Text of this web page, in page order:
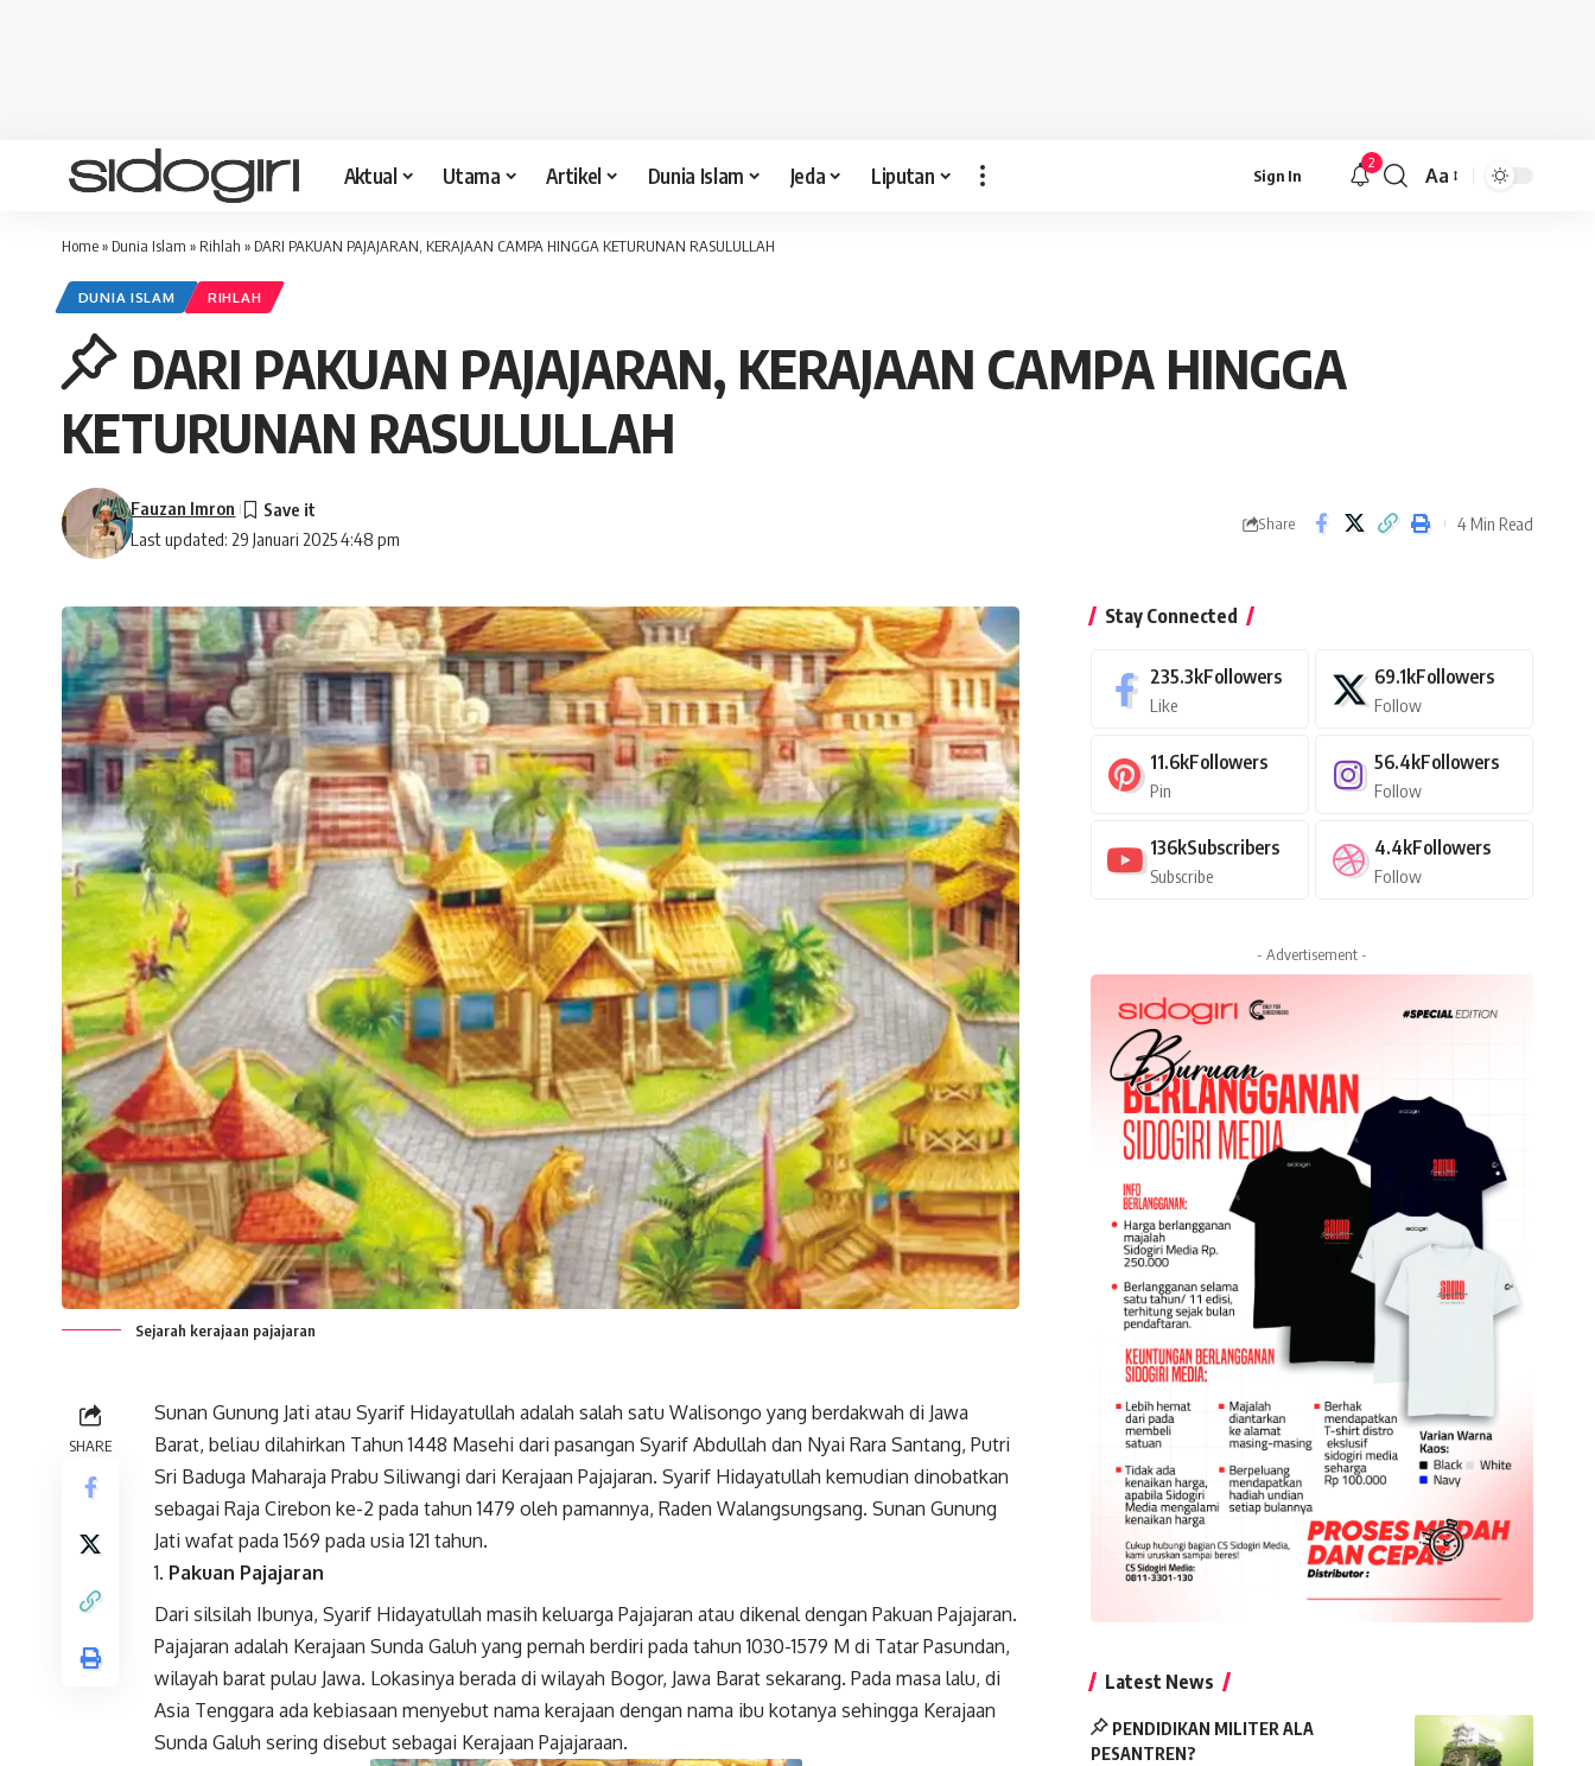
Aktual Utama Artikel Dunia Islam Jeda Liputan Sign In
2
Font
Aa
Home» Dunia Islam » Rihlah » DARI PAKUAN PAJAJARAN, KERAJAAN CAMPA HINGGA KETURUNAN RASULULLAH
DUNIA ISLAM RIHLAH
DARI PAKUAN PAJAJARAN, KERAJAAN CAMPA HINGGA
KETURUNAN RASULULLAH
Last updated: 29 Januari 2025 4:48 pm
Fauzan Imron
Share 4 Min Read
Sejarah kerajaan pajajaran
SHARE
Sunan Gunung Jati atau Syarif Hidayatullah adalah salah satu Walisongo yang berdakwah di Jawa
Barat, beliau dilahirkan Tahun 1448 Masehi dari pasangan Syarif Abdullah dan Nyai Rara Santang, Putri
Sri Baduga Maharaja Prabu Siliwangi dari Kerajaan Pajajaran. Syarif Hidayatullah kemudian dinobatkan
sebagai Raja Cirebon ke-2 pada tahun 1479 oleh pamannya, Raden Walangsungsang. Sunan Gunung
Jati wafat pada 1569 pada usia 121 tahun.
Pakuan Pajajaran
Dari silsilah Ibunya, Syarif Hidayatullah masih keluarga Pajajaran atau dikenal dengan Pakuan Pajajaran.
Pajajaran adalah Kerajaan Sunda Galuh yang pernah berdiri pada tahun 1030-1579 M di Tatar Pasundan,
wilayah barat pulau Jawa. Lokasinya berada di wilayah Bogor, Jawa Barat sekarang. Pada masa lalu, di
Asia Tenggara ada kebiasaan menyebut nama kerajaan dengan nama ibu kotanya sehingga Kerajaan
Sunda Galuh sering disebut sebagai Kerajaan Pajajaraan.
Stay Connected
235.3kFollowers
Like
69.1kFollowers
Follow
11.6kFollowers
Pin
56.4kFollowers
Follow
136kSubscribers
Subscribe
4.4kFollowers
Follow
- Advertisement -
Latest News
PENDIDIKAN MILITER ALA
PESANTREN?